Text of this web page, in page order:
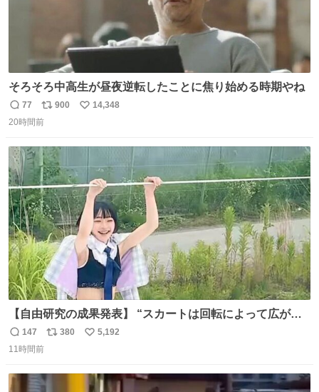
そろそろ中高生が昼夜逆転したことに焦り始める時期やね
返
信
77
リ
ポ
ト
数
900
い
14,348
20時間前
【自由研究の成果発表】 “スカートは回転によって広がる
が、岡澤恋によって270°までなら広がらずに回転が可能な
ことが証明された！”
返
信
147
リ
ト
380
い
数
5,192
11時間前